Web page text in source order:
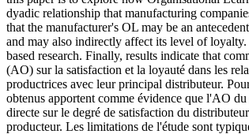
dyadic relationship that manufacturing
that the manufacturer's OL may be an
and may also indirectly affect its level of
based research. Finally, results indicate that
(AO) sur la satisfaction et la loyauté dans les
productrices avec leur principal distributeur.
obtenus apportent comme évidence que l'AO
directe sur le degré de satisfaction du
producteur. Les limitations de l'étude sont